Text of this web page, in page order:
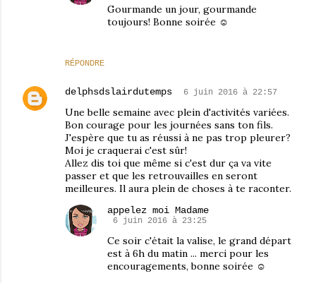
RÉPONDRE
Gourmande un jour, gourmande
toujours! Bonne soirée ☺
delphsdslairdutemps 6 juin 2016 à 22:57
Une belle semaine avec plein d'activités variées.
Bon courage pour les journées sans ton fils.
J'espère que tu as réussi à ne pas trop pleurer?
Moi je craquerai c'est sûr!
Allez dis toi que même si c'est dur ça va vite
passer et que les retrouvailles en seront
meilleures. Il aura plein de choses à te raconter.
appelez moi Madame
6 juin 2016 à 23:25
Ce soir c'était la valise, le grand départ
est à 6h du matin ... merci pour les
encouragements, bonne soirée ☺